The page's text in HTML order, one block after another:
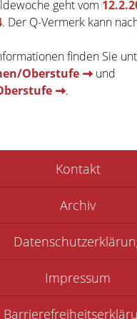
geht vom
. Der Q-Vermerk kann
finden Sie
Oberstufe
und
.
Kontakt
Archiv
Impressum